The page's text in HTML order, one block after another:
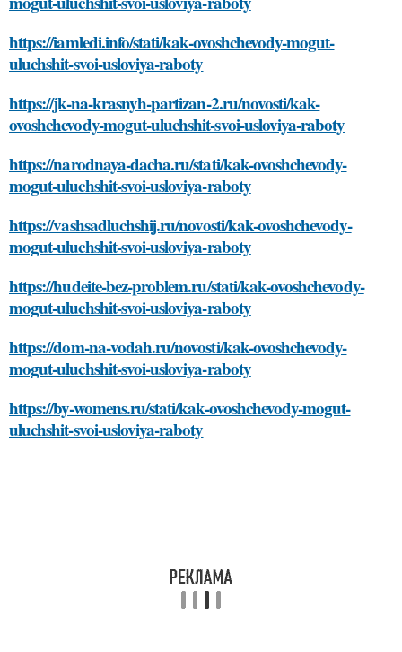
https://iamledi.info/stati/kak-ovoshchevody-mogut-
uluchshit-svoi-usloviya-raboty
https://jk-na-krasnyh-partizan-2.ru/novosti/kak-
ovoshchevody-mogut-uluchshit-svoi-usloviya-raboty
https://narodnaya-dacha.ru/stati/kak-ovoshchevody-
mogut-uluchshit-svoi-usloviya-raboty
https://vashsadluchshij.ru/novosti/kak-ovoshchevody-
mogut-uluchshit-svoi-usloviya-raboty
https://hudeite-bez-problem.ru/stati/kak-ovoshchevody-
mogut-uluchshit-svoi-usloviya-raboty
https://dom-na-vodah.ru/novosti/kak-ovoshchevody-
mogut-uluchshit-svoi-usloviya-raboty
https://by-womens.ru/stati/kak-ovoshchevody-mogut-
uluchshit-svoi-usloviya-raboty